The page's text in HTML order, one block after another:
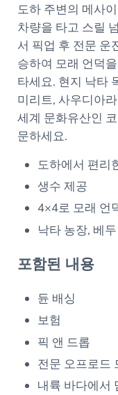
도하 주변의 메사
차량을 타고 스릴
서 픽업 후 전문 운
승하여 모래 언덕
타세요. 현지 낙타
미리트, 사우디아
세계 문화유산인
문하세요.
도하에서 편리
생수 제공
4×4로 모래 언
낙타 농장, 베
포함된 내용
듄 배싱
보험
픽 앤 드롭
전문 오프로드
내륙 바다에서